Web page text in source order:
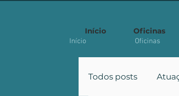
Início Oficinas
Todos posts
Início Oficinas